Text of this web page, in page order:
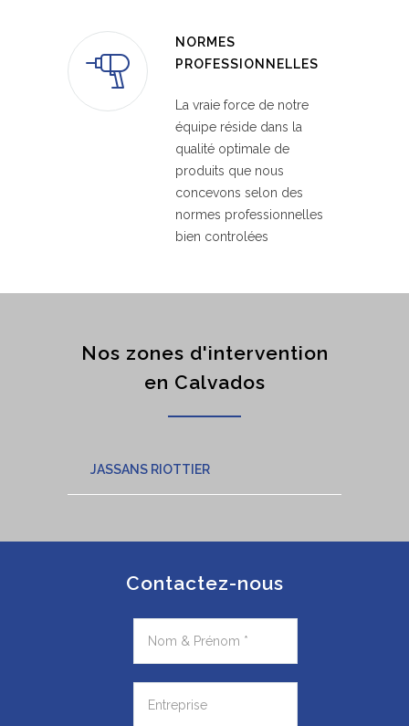
NORMES
PROFESSIONNELLES
La vraie force de notre
équipe réside dans la
qualité optimale de
produits que nous
concevons selon des
normes professionnelles
bien controlées
Nos zones d'intervention
en Calvados
JASSANS RIOTTIER
Contactez-nous